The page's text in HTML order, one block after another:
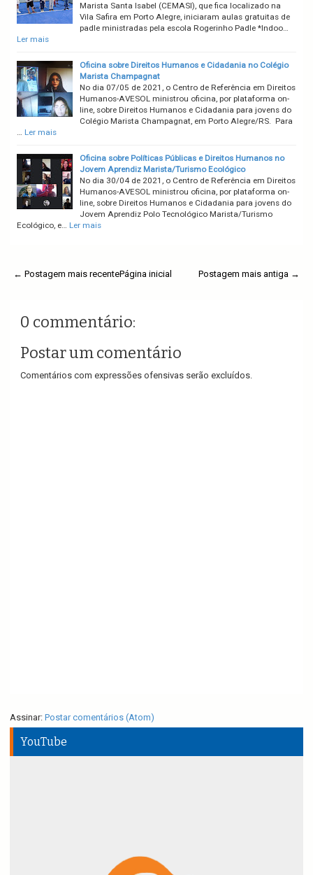
Marista Santa Isabel (CEMASI), que fica localizado na
Vila Safira em Porto Alegre, iniciaram aulas gratuitas de
padle ministradas pela escola Rogerinho Padle *Indoo…
Ler mais
Oficina sobre Direitos Humanos e Cidadania no Colégio
Marista Champagnat
No dia 07/05 de 2021, o Centro de Referência em Direitos
Humanos-AVESOL ministrou oficina, por plataforma on-
line, sobre Direitos Humanos e Cidadania para jovens do
Colégio Marista Champagnat, em Porto Alegre/RS. Para
… Ler mais
Oficina sobre Políticas Públicas e Direitos Humanos no
Jovem Aprendiz Marista/Turismo Ecológico
No dia 30/04 de 2021, o Centro de Referência em Direitos
Humanos-AVESOL ministrou oficina, por plataforma on-
line, sobre Direitos Humanos e Cidadania para jovens do
Jovem Aprendiz Polo Tecnológico Marista/Turismo
Ecológico, e… Ler mais
← Postagem mais recente Postagem mais antiga →
Página inicial
0 commentário:
Postar um comentário
Comentários com expressões ofensivas serão excluídos.
Assinar: Postar comentários (Atom)
YouTube